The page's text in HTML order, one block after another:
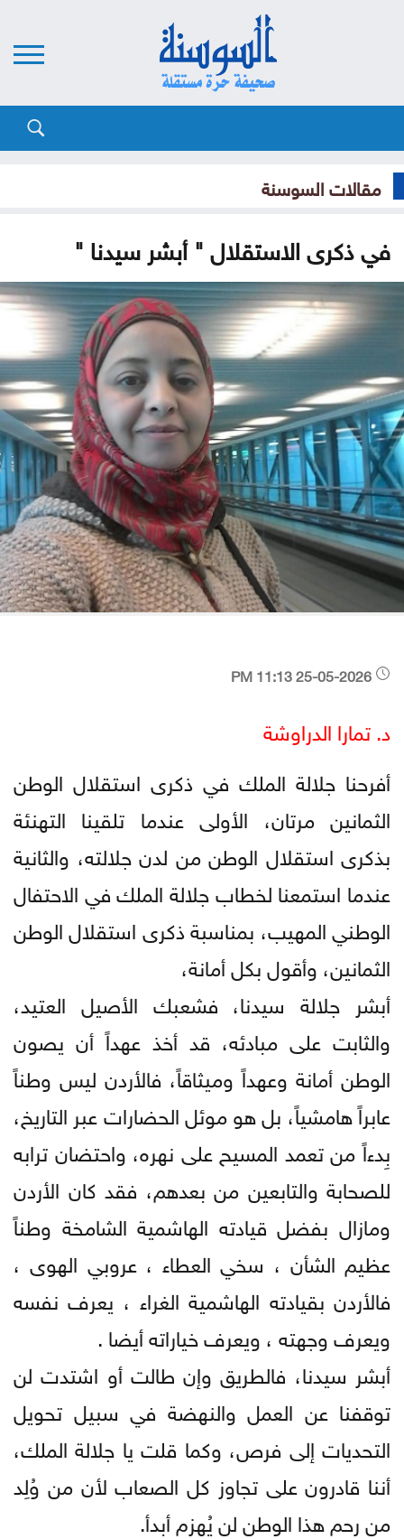
مقالات السوسنة
في ذكرى الاستقلال " أبشر سيدنا "
د. تمارا الدراوشة
أفرحنا جلالة الملك في ذكرى استقلال الوطن
الثمانين مرتان، الأولى عندما تلقينا التهنئة
بذكرى استقلال الوطن من لدن جلالته، والثانية
عندما استمعنا لخطاب جلالة الملك في الاحتفال
الوطني المهيب، بمناسبة ذكرى استقلال الوطن
الثمانين، وأقول بكل أمانة،
أبشر جلالة سيدنا، فشعبك الأصيل العتيد،
والثابت على مبادئه، قد أخذ عهداً أن يصون
الوطن أمانة وعهداً وميثاقاً، فالأردن ليس وطناً
عابراً هامشياً، بل هو موئل الحضارات عبر التاريخ،
بِدءاً من تعمد المسيح على نهره، واحتضان ترابه
للصحابة والتابعين من بعدهم، فقد كان الأردن
ومازال بفضل قيادته الهاشمية الشامخة وطناً
عظيم الشأن ، سخي العطاء ، عروبي الهوى ،
فالأردن بقيادته الهاشمية الغراء ، يعرف نفسه
ويعرف وجهته ، ويعرف خياراته أيضا .
أبشر سيدنا، فالطريق وإن طالت أو اشتدت لن
توقفنا عن العمل والنهضة في سبيل تحويل
التحديات إلى فرص، وكما قلت يا جلالة الملك،
أننا قادرون على تجاوز كل الصعاب لأن من وُلِد
من رحم هذا الوطن لن يُهزم أبدأ.